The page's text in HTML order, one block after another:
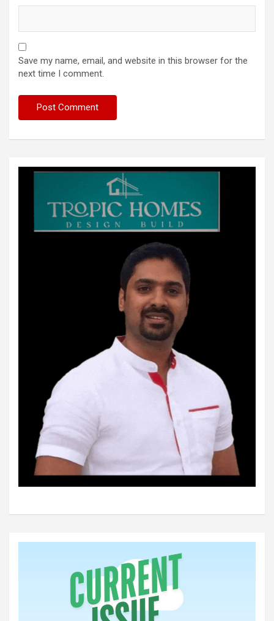
Save my name, email, and website in this browser for the
next time I comment.